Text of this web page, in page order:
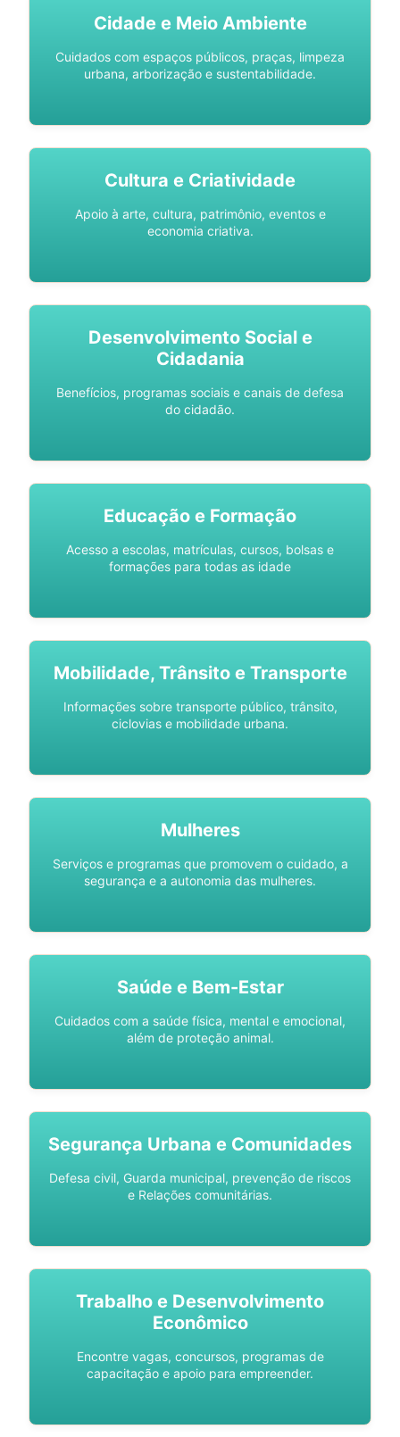
Cidade e Meio Ambiente
Cuidados com espaços públicos, praças, limpeza
urbana, arborização e sustentabilidade.
Cultura e Criatividade
Apoio à arte, cultura, patrimônio, eventos e
economia criativa.
Desenvolvimento Social e
Cidadania
Benefícios, programas sociais e canais de defesa
do cidadão.
Educação e Formação
Acesso a escolas, matrículas, cursos, bolsas e
formações para todas as idade
Mobilidade, Trânsito e Transporte
Informações sobre transporte público, trânsito,
ciclovias e mobilidade urbana.
Mulheres
Serviços e programas que promovem o cuidado, a
segurança e a autonomia das mulheres.
Saúde e Bem-Estar
Cuidados com a saúde física, mental e emocional,
além de proteção animal.
Segurança Urbana e Comunidades
Defesa civil, Guarda municipal, prevenção de riscos
e Relações comunitárias.
Trabalho e Desenvolvimento
Econômico
Encontre vagas, concursos, programas de
capacitação e apoio para empreender.